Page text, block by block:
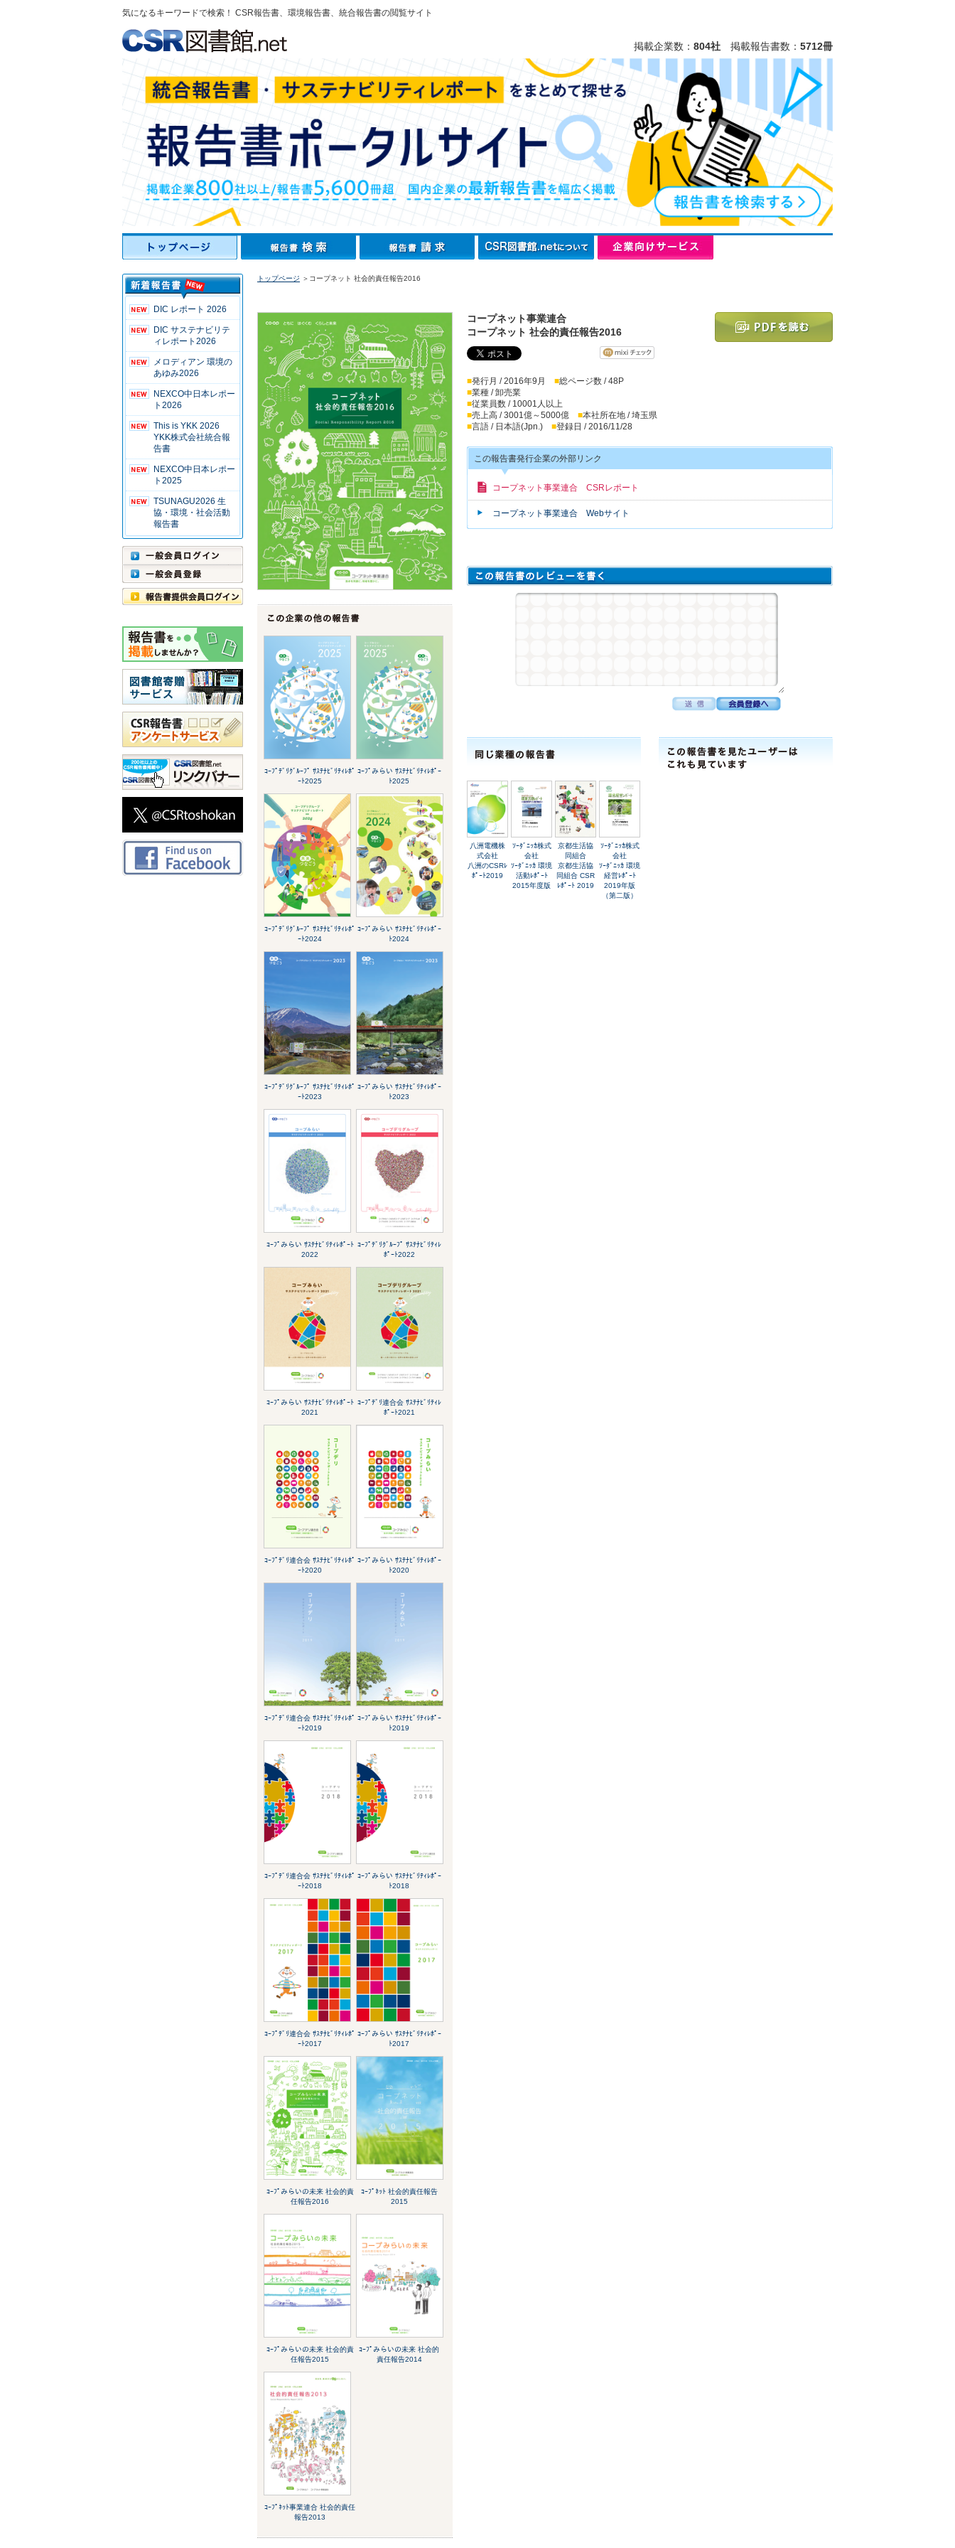
気になるキーワードで検索！ CSR報告書、環境報告書、統合報告書の閲覧サイト
掲載企業数： 804社 掲載報告書数： 5712冊
DIC レポート 2026
DIC サステナビリテ
ィレポート2026
メロディアン 環境の
あゆみ2026
NEXCO中日本レポー
ト2026
This is YKK 2026
YKK株式会社統合報
告書
NEXCO中日本レポー
ト2025
TSUNAGU2026 生
協・環境・社会活動
報告書
トップページ ＞コープネット 社会的責任報告2016
ｺｰﾌﾟﾃﾞﾘｸﾞﾙｰﾌﾟ ｻｽﾃﾅﾋﾞﾘﾃｨﾚﾎﾟ
ｰﾄ2025
ｺｰﾌﾟみらい ｻｽﾃﾅﾋﾞﾘﾃｨﾚﾎﾟｰ
ﾄ2025
ｺｰﾌﾟﾃﾞﾘｸﾞﾙｰﾌﾟ ｻｽﾃﾅﾋﾞﾘﾃｨﾚﾎﾟ
ｰﾄ2024
ｺｰﾌﾟみらい ｻｽﾃﾅﾋﾞﾘﾃｨﾚﾎﾟｰ
ﾄ2024
ｺｰﾌﾟﾃﾞﾘｸﾞﾙｰﾌﾟ ｻｽﾃﾅﾋﾞﾘﾃｨﾚﾎﾟ
ｰﾄ2023
ｺｰﾌﾟみらい ｻｽﾃﾅﾋﾞﾘﾃｨﾚﾎﾟｰ
ﾄ2023
ｺｰﾌﾟみらい ｻｽﾃﾅﾋﾞﾘﾃｨﾚﾎﾟｰﾄ
2022
ｺｰﾌﾟﾃﾞﾘｸﾞﾙｰﾌﾟ ｻｽﾃﾅﾋﾞﾘﾃｨﾚ
ﾎﾟｰﾄ2022
ｺｰﾌﾟみらい ｻｽﾃﾅﾋﾞﾘﾃｨﾚﾎﾟｰﾄ
2021
ｺｰﾌﾟﾃﾞﾘ連合会 ｻｽﾃﾅﾋﾞﾘﾃｨﾚ
ﾎﾟｰﾄ2021
ｺｰﾌﾟﾃﾞﾘ連合会 ｻｽﾃﾅﾋﾞﾘﾃｨﾚﾎﾟ
ｰﾄ2020
ｺｰﾌﾟみらい ｻｽﾃﾅﾋﾞﾘﾃｨﾚﾎﾟｰ
ﾄ2020
ｺｰﾌﾟﾃﾞﾘ連合会 ｻｽﾃﾅﾋﾞﾘﾃｨﾚﾎﾟ
ｰﾄ2019
ｺｰﾌﾟみらい ｻｽﾃﾅﾋﾞﾘﾃｨﾚﾎﾟｰ
ﾄ2019
ｺｰﾌﾟﾃﾞﾘ連合会 ｻｽﾃﾅﾋﾞﾘﾃｨﾚﾎﾟ
ｰﾄ2018
ｺｰﾌﾟみらい ｻｽﾃﾅﾋﾞﾘﾃｨﾚﾎﾟｰ
ﾄ2018
ｺｰﾌﾟﾃﾞﾘ連合会 ｻｽﾃﾅﾋﾞﾘﾃｨﾚﾎﾟ
ｰﾄ2017
ｺｰﾌﾟみらい ｻｽﾃﾅﾋﾞﾘﾃｨﾚﾎﾟｰ
ﾄ2017
ｺｰﾌﾟみらいの未来 社会的責
任報告2016
ｺｰﾌﾟﾈｯﾄ 社会的責任報告
2015
ｺｰﾌﾟみらいの未来 社会的責
任報告2015
ｺｰﾌﾟみらいの未来 社会的
責任報告2014
ｺｰﾌﾟﾈｯﾄ事業連合 社会的責任
報告2013
コープネット事業連合
コープネット 社会的責任報告2016
■発行月 / 2016年9月 ■総ページ数 / 48P
■業種 / 卸売業
■従業員数 / 10001人以上
■売上高 / 3001億～5000億 ■本社所在地 / 埼玉県
■言語 / 日本語(Jpn.) ■登録日 / 2016/11/28
この報告書発行企業の外部リンク
コープネット事業連合 CSRレポート
コープネット事業連合 Webサイト
八洲電機株
式会社
八洲のCSRﾚ
ﾎﾟｰﾄ2019
ｿｰﾀﾞﾆｯｶ株式
会社
ｿｰﾀﾞﾆｯｶ 環境
活動ﾚﾎﾟｰﾄ
2015年度版
京都生活協
同組合
京都生活協
同組合 CSR
ﾚﾎﾟｰﾄ 2019
ｿｰﾀﾞﾆｯｶ株式
会社
ｿｰﾀﾞﾆｯｶ 環境
経営ﾚﾎﾟｰﾄ
2019年版
（第二版）